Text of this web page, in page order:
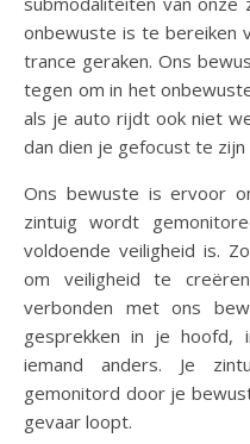
onbewuste is te bereiken
trance geraken. Ons
tegen om in het
als je auto rijdt ook niet
dan dien je gefocust te
Ons bewuste is ervoor
zintuig wordt
voldoende veiligheid is.
om veiligheid te
verbonden met ons
gesprekken in je hoofd,
iemand anders. Je
gemonitord door je
gevaar loopt.